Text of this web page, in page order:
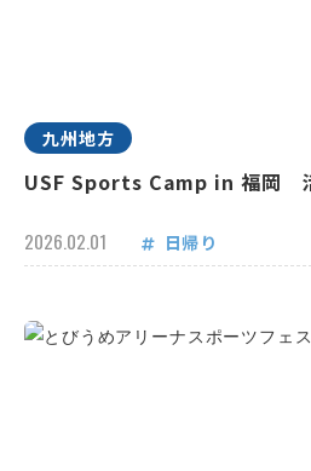
九州地方
USF Sports Camp in 福岡
2026.02.01 日帰り